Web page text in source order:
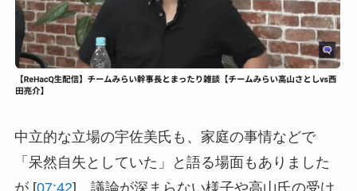
中立的な立場の宇佐美氏も、家庭の事情などで
「呆然自失としていた」と語る場面もありました